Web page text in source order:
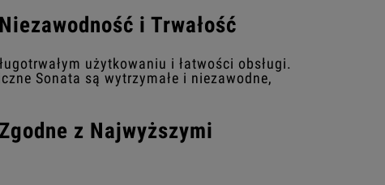
i Trwałość
użytkowaniu i łatwości obsługi.
Sonata są wytrzymałe i niezawodne,
z Najwyższymi